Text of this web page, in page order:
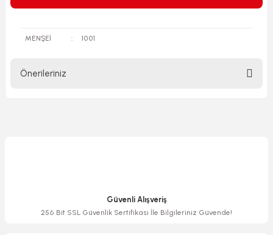
MENŞEİ : 1001
Önerileriniz
Ürün bilgilerinde hatalar bulunuyor.
Güvenli Alışveriş
256 Bit SSL Güvenlik Sertifikası İle Bilgileriniz Güvende!